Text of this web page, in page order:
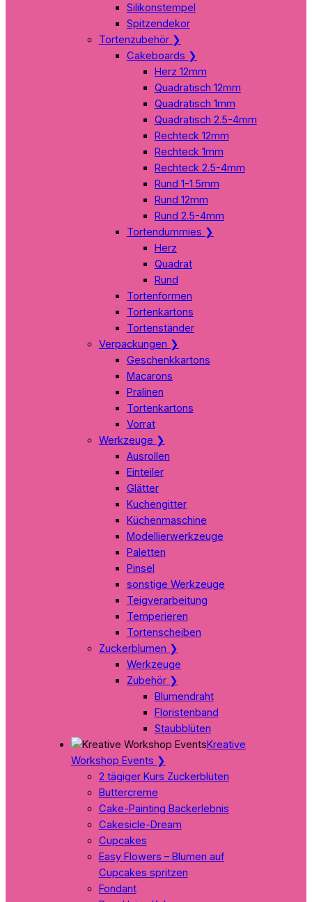
Silikonstempel
Spitzendekor
Tortenzubehör ❯
Cakeboards ❯
Herz 12mm
Quadratisch 12mm
Quadratisch 1mm
Quadratisch 2.5-4mm
Rechteck 12mm
Rechteck 1mm
Rechteck 2.5-4mm
Rund 1-1.5mm
Rund 12mm
Rund 2.5-4mm
Tortendummies ❯
Herz
Quadrat
Rund
Tortenformen
Tortenkartons
Tortenständer
Verpackungen ❯
Geschenkkartons
Macarons
Pralinen
Tortenkartons
Vorrat
Werkzeuge ❯
Ausrollen
Einteiler
Glätter
Kuchengitter
Küchenmaschine
Modellierwerkzeuge
Paletten
Pinsel
sonstige Werkzeuge
Teigverarbeitung
Temperieren
Tortenscheiben
Zuckerblumen ❯
Werkzeuge
Zubehör ❯
Blumendraht
Floristenband
Staubblüten
Kreative
Workshop Events ❯
2 tägiger Kurs Zuckerblüten
Buttercreme
Cake-Painting Backerlebnis
Cakesicle-Dream
Cupcakes
Easy Flowers – Blumen auf
Cupcakes spritzen
Fondant